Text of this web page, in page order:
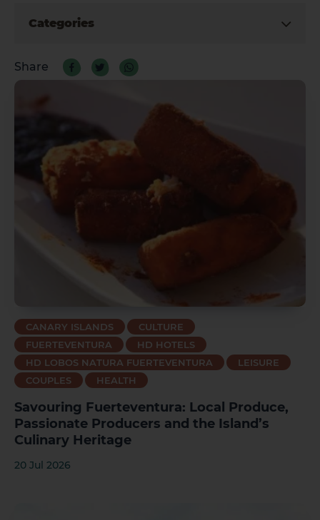
La Palma
CANARY ISLANDS
CULTURE
FUERTEVENTURA
HD HOTELS
HD LOBOS NATURA FUERTEVENTURA
LEISURE
COUPLES
HEALTH
Savouring Fuerteventura: Local Produce,
Passionate Producers and the Island’s
Culinary Heritage
20 Jul 2026
Categories
Share